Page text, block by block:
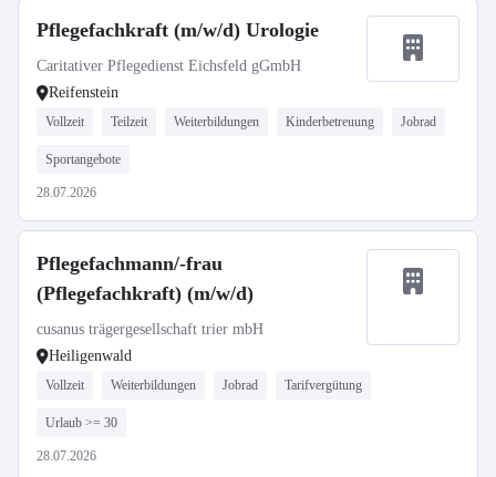
Pflegefachkraft (m/w/d) Urologie
Caritativer Pflegedienst Eichsfeld gGmbH
Reifenstein
Vollzeit Teilzeit Weiterbildungen Kinderbetreuung Jobrad
Sportangebote
28.07.2026
Pflegefachmann/-frau
(Pflegefachkraft) (m/w/d)
cusanus trägergesellschaft trier mbH
Heiligenwald
Vollzeit Weiterbildungen Jobrad Tarifvergütung
Urlaub >= 30
28.07.2026